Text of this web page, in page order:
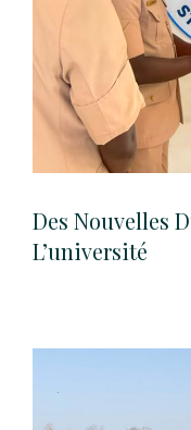
Des Nouvelles
L’université